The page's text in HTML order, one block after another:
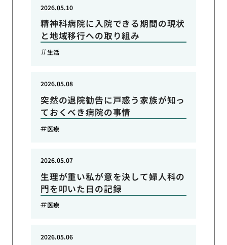
精神科病院に入院できる期間の現状
と地域移行への取り組み
2026.05.10
生活
突然の退院勧告に戸惑う家族が知っ
ておくべき病院の事情
2026.05.08
医療
生理が重い私が意を決して婦人科の
門を叩いた日の記録
2026.05.07
医療
2026.05.06